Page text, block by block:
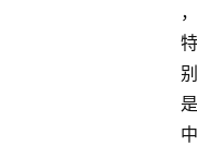
，
特
别
是
中